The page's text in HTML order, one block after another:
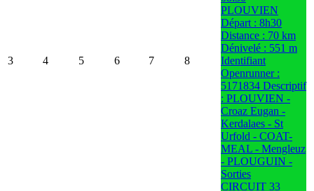
3 4 5 6 7 8
PLOUVIEN
Départ : 8h30
Distance : 70 km
Dénivelé : 551 m
Identifiant
Openrunner :
5171834 Descriptif
: PLOUVIEN -
Croaz Eugan -
Kerdalaes - St
Urfold - COAT-
MEAL - Mengleuz
- PLOUGUIN -
Sorties
CIRCUIT 33